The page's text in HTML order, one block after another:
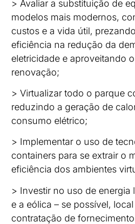
> Avaliar a substituição de
modelos mais modernos,
custos e a vida útil,
eficiência na redução da
eletricidade e aproveitando
renovação;
> Virtualizar todo o parque
reduzindo a geração de
consumo elétrico;
> Implementar o uso de
containers para se extrair o
eficiência dos ambientes
> Investir no uso de energia
e a eólica – se possível,
contratação de